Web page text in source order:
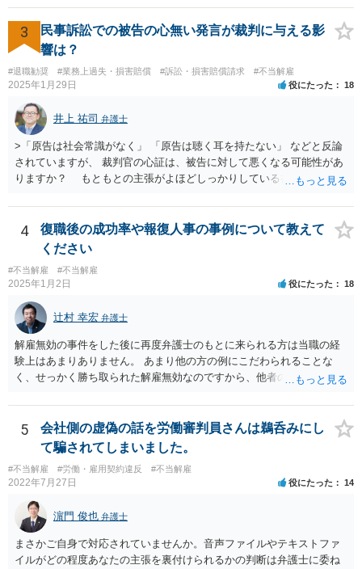
相応に高い能力を求められているため能力不足か否かの判断が給与の
低い新卒の社員と比較すると厳格に判断される結果、解雇の有効性の
判断が比較的甘くなるという可能性はあると考えます。 もっとも、高
度人材の中途社員の場合でもやはり解雇のハードルは相応に高いもの
となります。 今回のようなリスクを避ける観点からは、会社側として
無期雇用契約ではなく有期雇用契約で募集する、試用期間付を設け
る、業務委託契約を検討するという方法もあり得るかと存じます。
（※業務委託契約を検討される場合は、運用面によっては実質的に雇
用契約関係であると判断されるリスクもありますので顧問弁護士の先
生にもご相談の上慎重にご判断ください。）
れを経営者自身が問題と感じていないのであれば、また、こちらにお
書きのような経営者のマインドからすれば、弁護士のせいではなく、
根本的には弁護士選び含めて経営者の判断であり、責任ではないかと
思います。実際、事件の見込みが芳しくないことやリスクをいくらお
伝えしても考えを変えていただけない経営者や依頼者はいますし、代
理人として説明説得を尽くしてもあくまで決めるのは依頼者ですか
ら、事件がうまくいかないことの責任は弁護士にあるわけではない、
ということも多いと思います。そのような場合、仕事をしていて心地
の良いものではないので自ら辞任を検討することもありますが、最終
的にはお分かりいただけるだろうと考えて続けることもあります。 ご
相談者さんが、今の弁護士さんの対応や方針に疑問を持ち、それによ
り経営者の考えが歪められ、このままでは会社がたち行かなくなると
懸念するのであれば、ご相談者さんが経営者に対してその旨を伝え、
考えを改められるよう進言なさってはいかがでしょうか。
3
民事訴訟での被告の心無い発言が裁判に与える影
響は？
#退職勧奨 #業務上過失・損害賠償 #訴訟・損害賠償請求 #不当解雇
2025年1月29日 役にたった 18
井上 祐司 弁護士
>「原告は社会常識がなく」 「原告は聴く耳を持たない」 などと反論
されていますが、 裁判官の心証は、被告に対して悪くなる可能性があ
りますか？ もともとの主張がよほどしっかりしている書面でなけれ
勝ち負けは、法律構成に必要な事実の主張と証拠の的確さに尽きま
す。その意味では「無益的記載事項」です。 法律的に全く意味がな
い主張で、過度に攻撃的な文章ですから、少なくとも記載する必要は
全くない事項です。 こういったことが記載された場合には、完全ス
ルーする方が印象はよいのが普通です。
4
復職後の成功率や報復人事の事例について教えて
ください
#不当解雇 #不当解雇
2025年1月2日 役にたった 18
辻村 幸宏 弁護士
解雇無効の事件をした後に再度弁護士のもとに来られる方は当職の経
験上はあまりありません。 あまり他の方の例にこだわられることな
く、せっかく勝ち取られた解雇無効なのですから、他者の目を気にせ
味が悪いことには変わりませんが、通常の会社であれば、法的に見て
解雇が認められなかった以上、以後の対応については注意されること
の方が多く、嫌がらせのようなことをしてさらに紛争化することは避
けると思います。正攻法で解雇が認められないことに業をにやして、
心理的な追い込みにより精神疾患による失職を狙うような会社もなき
にしもあらずですが、そのような会社であれば、いたずらに在籍して
こころをすり減らすより、経歴として有利に使って転職することも選
択肢に入れる方が建設的だと考えます。
5
会社側の虚偽の話を労働審判員さんは鵜呑みにし
て騙されてしまいました。
#不当解雇 #労働・雇用契約違反 #不当解雇
2022年7月27日 役にたった 14
濵門 俊也 弁護士
まさかご自身で対応されていませんか。音声ファイルやテキストファ
イルがどの程度あなたの主張を裏付けられるかの判断は弁護士に委ね